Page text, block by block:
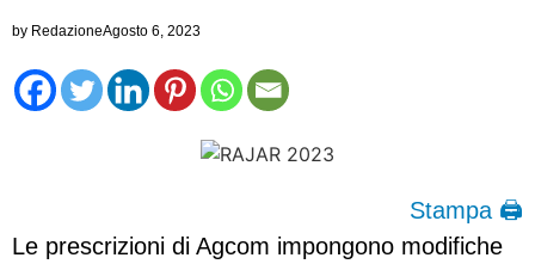
by RedazioneAgosto 6, 2023
Stampa 🖨
Le prescrizioni di Agcom impongono modifiche